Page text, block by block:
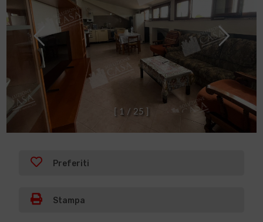
1 / 25
Preferiti
Stampa